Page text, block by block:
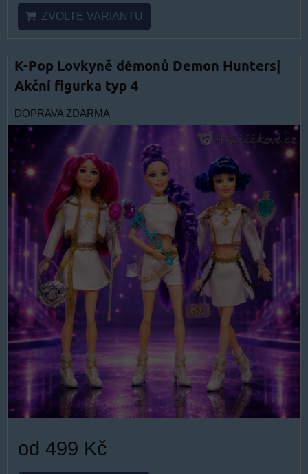
ZVOLTE VARIANTU
K-Pop Lovkyně démonů Demon Hunters|
Akční figurka typ 4
DOPRAVA ZDARMA
od 499 Kč